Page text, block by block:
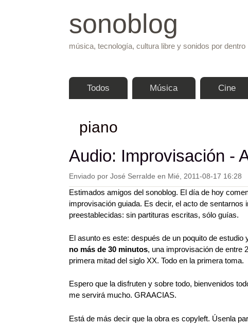
sonoblog
música, tecnología, cultura libre y sonidos por dentro
Menú principal
Todos Música Cine
piano
Audio: Improvisación -
Enviado porJosé Serralde en Mié, 2011-08-17 16:28
Estimados amigos del sonoblog. El día de hoy
improvisación guiada. Es decir, el acto de
preestablecidas: sin partituras escritas, sólo guías.
El asunto es este: después de un poquito de
no más de 30 minutos, una improvisación de entre
primera mitad del siglo XX. Todo en la primera toma.
Espero que la disfruten y sobre todo, bienvenidos
me servirá mucho.GRAACIAS.
Está de más decir que la obra es copyleft. Úsenla